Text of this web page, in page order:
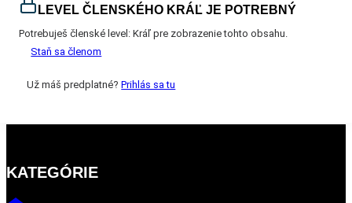
LEVEL ČLENSKÉHO KRÁĽ JE POTREBNÝ
Potrebuješ členské level: Kráľ pre zobrazenie tohto obsahu.
Staň sa členom
Už máš predplatné?Prihlás sa tu
KATEGÓRIE